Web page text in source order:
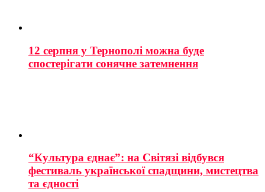
12 серпня у Тернополі можна буде
спостерігати сонячне затемнення
“Культура єднає”: на Світязі відбувся
фестиваль української спадщини, мистецтва
та єдності